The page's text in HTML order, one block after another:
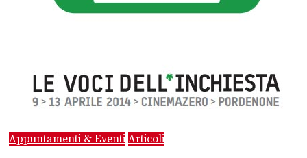
Appuntamenti & Eventi Articoli